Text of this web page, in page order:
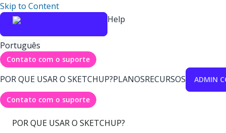
Skip to Content
Help
Português
Contato com o suporte
POR QUE USAR O SKETCHUP?PLANOSRECURSOS ADMIN
Contato com o suporte
POR QUE USAR O SKETCHUP?